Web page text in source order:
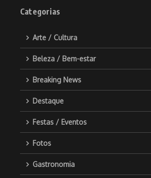
Categorias
Arte / Cultura
Beleza / Bem-estar
Breaking News
Destaque
Festas / Eventos
Fotos
Gastronomia